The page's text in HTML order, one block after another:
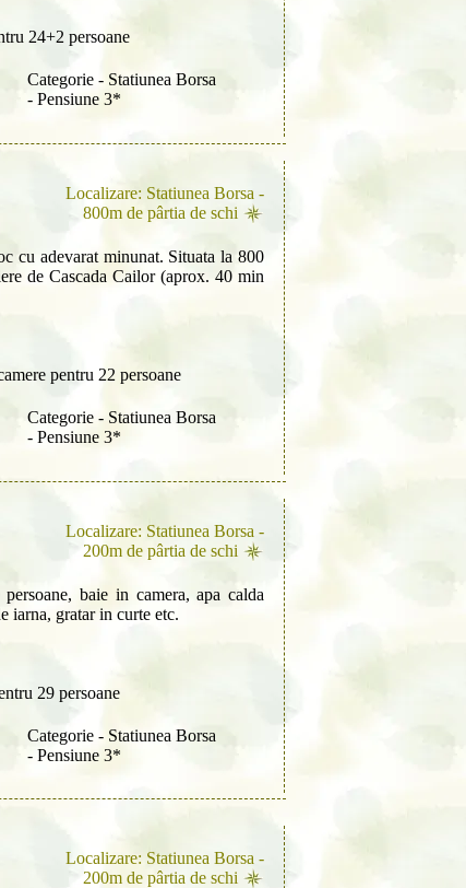
24+2 persoane
Categorie - Statiunea Borsa
- Pensiune 3*
Localizare: Statiunea Borsa -
800m de pârtia de schi
cu adevarat minunat. Situata la 800
de Cascada Cailor (aprox. 40 min
pentru 22 persoane
Categorie - Statiunea Borsa
- Pensiune 3*
Localizare: Statiunea Borsa -
200m de pârtia de schi
baie in camera, apa calda
iarna, gratar in curte etc.
29 persoane
Categorie - Statiunea Borsa
- Pensiune 3*
Localizare: Statiunea Borsa -
200m de pârtia de schi